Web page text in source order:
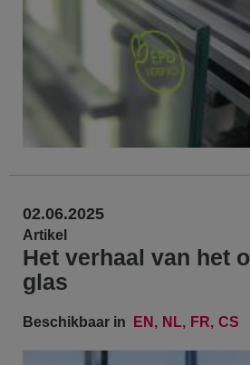
02.06.2025
Artikel
Het verhaal van het
glas
Beschikbaar in EN NL FR CS